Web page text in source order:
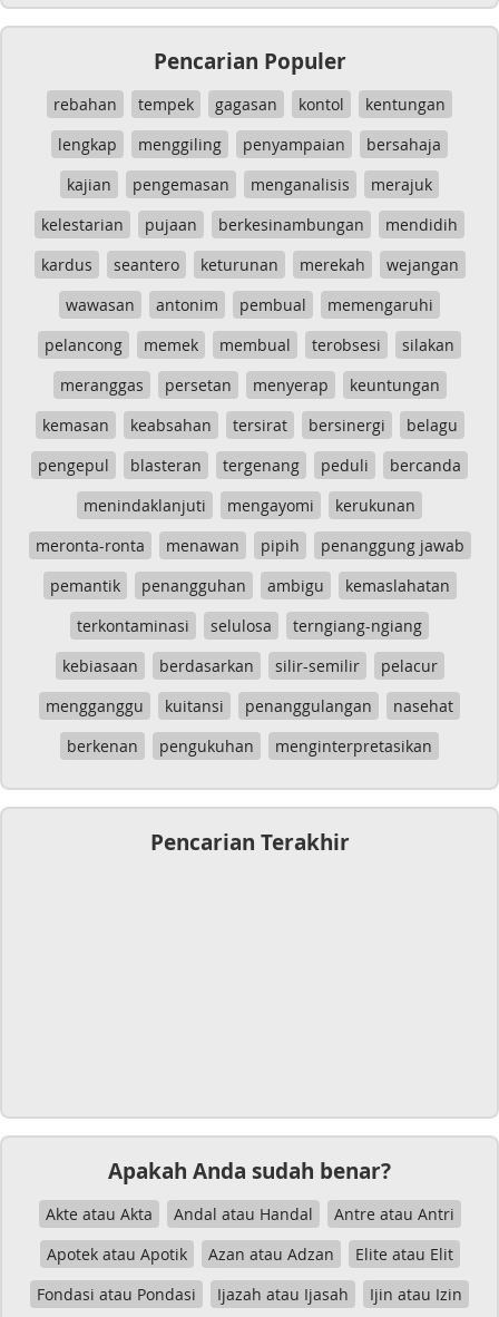
Pencarian Populer
rebahan tempek gagasan kontol
kentungan
lengkap
menggiling penyampaian
bersahaja
kajian
pengemasan menganalisis
merajuk
kelestarian
pujaan berkesinambungan
mendidih
kardus
seantero keturunan merekah
wejangan
wawasan
antonim pembual
memengaruhi
pelancong
memek membual terobsesi
silakan
meranggas
persetan menyerap
keuntungan
kemasan
keabsahan tersirat bersinergi
belagu
pengepul
blasteran tergenang peduli
bercanda
menindaklanjuti
mengayomi
kerukunan
meronta-ronta
menawan pipih
penanggung jawab
pemantik
penangguhan ambigu
kemaslahatan
terkontaminasi
selulosa
terngiang-ngiang
kebiasaan
berdasarkan silir-semilir
pelacur
mengganggu
kuitansi penanggulangan
nasehat
berkenan
pengukuhan menginterpretasikan
Pencarian Terakhir
Apakah Anda sudah benar?
Akte atau Akta Andal atau Handal
Antre atau Antri
Apotek atau Apotik
Azan atau Adzan
Elite atau Elit
Fondasi atau Pondasi
Ijazah atau Ijasah
Ijin atau Izin